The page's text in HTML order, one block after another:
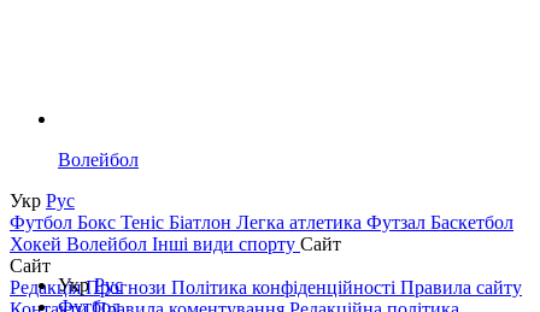
Волейбол
Укр Рус
Футбол Бокс Теніс Біатлон Легка атлетика Футзал Баскетбол
Хокей Волейбол Інші види спорту Сайт
Сайт
РедакціяПрогнози Політика конфіденційності Правила сайту
УкрРус
Футбол